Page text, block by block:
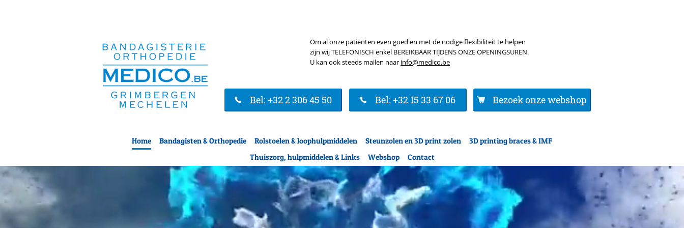
Bel: +32 2 306 45 50 Bel: +32 15 33 67 06 Bezoek onze webshop
Om al onze patiënten even goed en met de nodige flexibiliteit te helpen
zijn wij TELEFONISCH enkel BEREIKBAAR TIJDENS ONZE OPENINGSUREN.
U kan ook steeds mailen naar info@medico.be
Home Bandagisten & Orthopedie Rolstoelen & loophulpmiddelen Steunzolen en 3D print zolen
3D printing braces & IMF
Thuiszorg, hulpmiddelen & Links
Webshop Contact